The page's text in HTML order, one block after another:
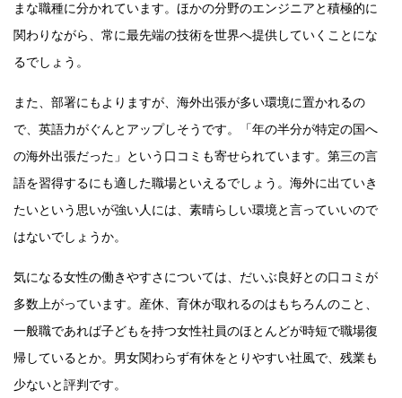
まな職種に分かれています。ほかの分野のエンジニアと積極的に
関わりながら、常に最先端の技術を世界へ提供していくことにな
るでしょう。
また、部署にもよりますが、海外出張が多い環境に置かれるの
で、英語力がぐんとアップしそうです。「年の半分が特定の国へ
の海外出張だった」という口コミも寄せられています。第三の言
語を習得するにも適した職場といえるでしょう。海外に出ていき
たいという思いが強い人には、素晴らしい環境と言っていいので
はないでしょうか。
気になる女性の働きやすさについては、だいぶ良好との口コミが
多数上がっています。産休、育休が取れるのはもちろんのこと、
一般職であれば子どもを持つ女性社員のほとんどが時短で職場復
帰しているとか。男女関わらず有休をとりやすい社風で、残業も
少ないと評判です。